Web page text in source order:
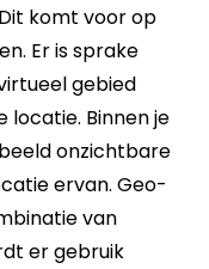
komt voor op
Er is sprake
gebied
Binnen je
onzichtbare
ervan. Geo-
van
er gebruik